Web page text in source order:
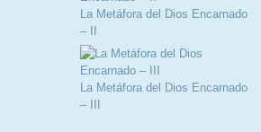
La Metáfora del Dios Encarnado
– II
La Metáfora del Dios Encarnado
– III